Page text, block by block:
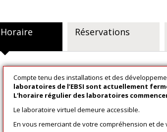
Horaire Réservations
Compte tenu des installations et des
laboratoires de l’EBSI sont actuellement
L'horaire régulier des laboratoires
Le laboratoire virtuel demeure accessible.
En vous remerciant de votre compréhension et de